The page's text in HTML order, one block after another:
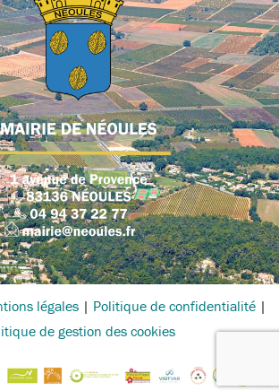
légales | Politique de confidentialité |
de gestion des cookies